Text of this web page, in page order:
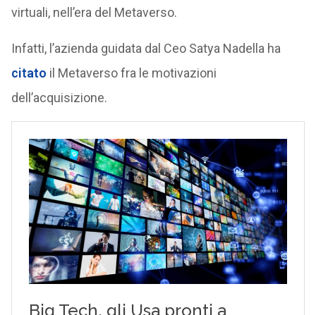
virtuali, nell’era del Metaverso.
Infatti, l’azienda guidata dal Ceo Satya Nadella ha
citato il Metaverso fra le motivazioni
dell’acquisizione.